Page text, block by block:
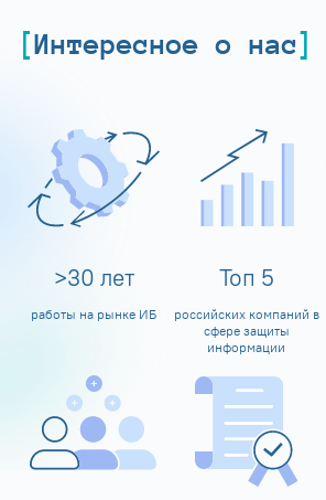
Интересное о нас
>30 лет
работы на рынке ИБ
Топ 5
российских компаний в
сфере защиты
информации